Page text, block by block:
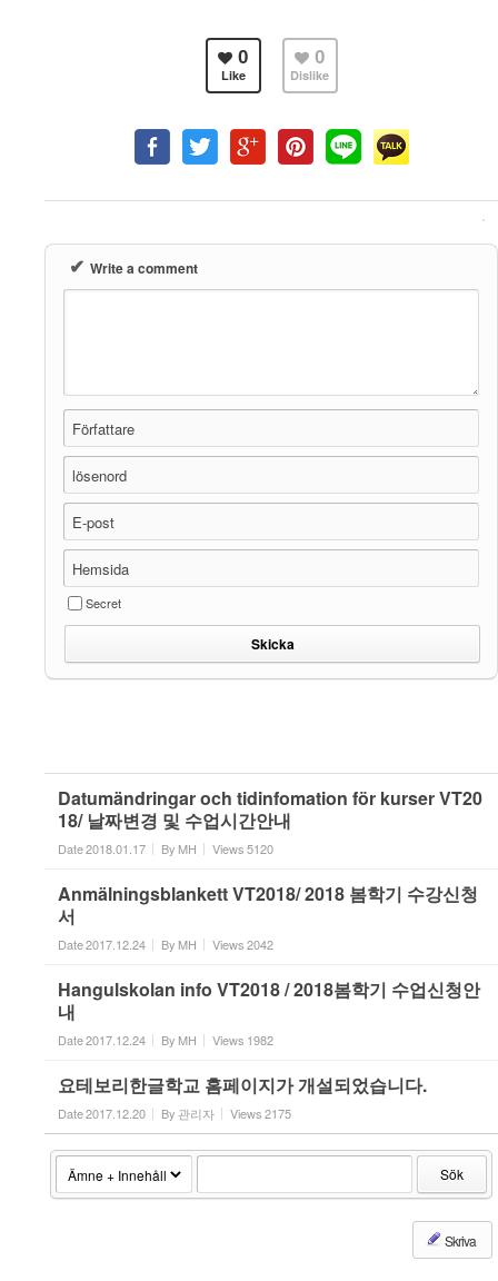
0
Like
0
Dislike
✔ Write a comment
Författare
lösenord
E-post
Hemsida
Secret
Datumändringar och tidinfomation för kurser VT20
18/ 날짜변경 및 수업시간안내
Date2018.01.17 By MH Views5120
Anmälningsblankett VT2018/ 2018 봄학기 수강신청
서
Date2017.12.24 By MH Views2042
Hangulskolan info VT2018 / 2018봄학기 수업신청안
내
Date2017.12.24 By MH Views 1982
요테보리한글학교 홈페이지가 개설되었습니다.
Date2017.12.20 By 관리자 Views2175
Sök
Skriva